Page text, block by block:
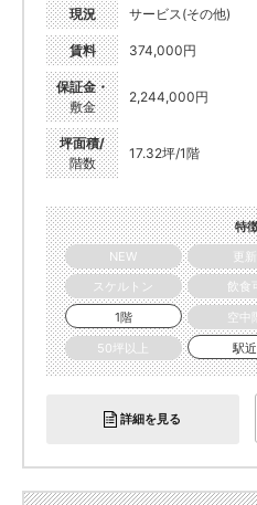
現況 サービス(その他)
賃料 374,000円
保証金・
敷金
2,244,000円
坪面積/
階数
17.32坪/1階
特
NEW
更新
スケルトン
飲食可
1階
空中
50坪以上
駅近
詳細を見る